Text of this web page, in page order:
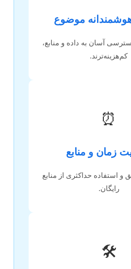
هوشمندانه موضوع
آسان به داده و منابع،
کم‌هزینه‌ترند.
⏰
زمان و منابع
و استفاده حداکثری از منابع
رایگان.
🛠️